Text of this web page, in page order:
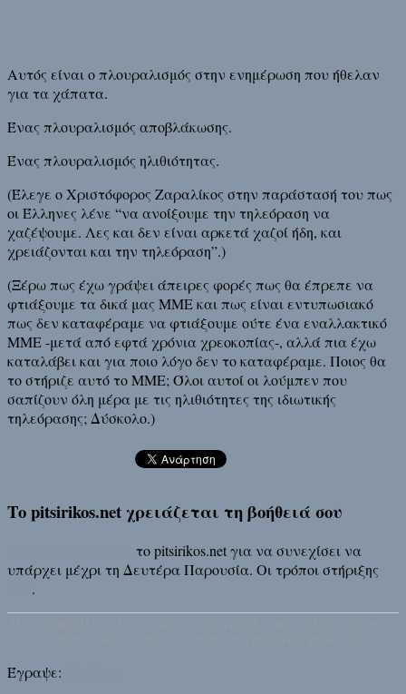
Αυτός είναι ο πλουραλισμός στην ενημέρωση που ήθελαν
για τα χάπατα.
Ένας πλουραλισμός αποβλάκωσης.
Ένας πλουραλισμός ηλιθιότητας.
(Έλεγε ο Χριστόφορος Ζαραλίκος στην παράστασή του πως
οι Έλληνες λένε “να ανοίξουμε την τηλεόραση να
χαζέψουμε. Λες και δεν είναι αρκετά χαζοί ήδη, και
χρειάζονται και την τηλεόραση”.)
(Ξέρω πως έχω γράψει άπειρες φορές πως θα έπρεπε να
φτιάξουμε τα δικά μας ΜΜΕ και πως είναι εντυπωσιακό
πως δεν καταφέραμε να φτιάξουμε ούτε ένα εναλλακτικό
ΜΜΕ -μετά από εφτά χρόνια χρεοκοπίας-, αλλά πια έχω
καταλάβει και για ποιο λόγο δεν το καταφέραμε. Ποιος θα
το στήριζε αυτό το ΜΜΕ; Όλοι αυτοί οι λούμπεν που
σαπίζουν όλη μέρα με τις ηλιθιότητες της ιδιωτικής
τηλεόρασης; Δύσκολο.)
Το pitsirikos.net χρειάζεται τη βοήθειά σου
το pitsirikos.net για να συνεχίσει να
υπάρχει μέχρι τη Δευτέρα Παρουσία. Οι τρόποι στήριξης
.
Έγραψε: